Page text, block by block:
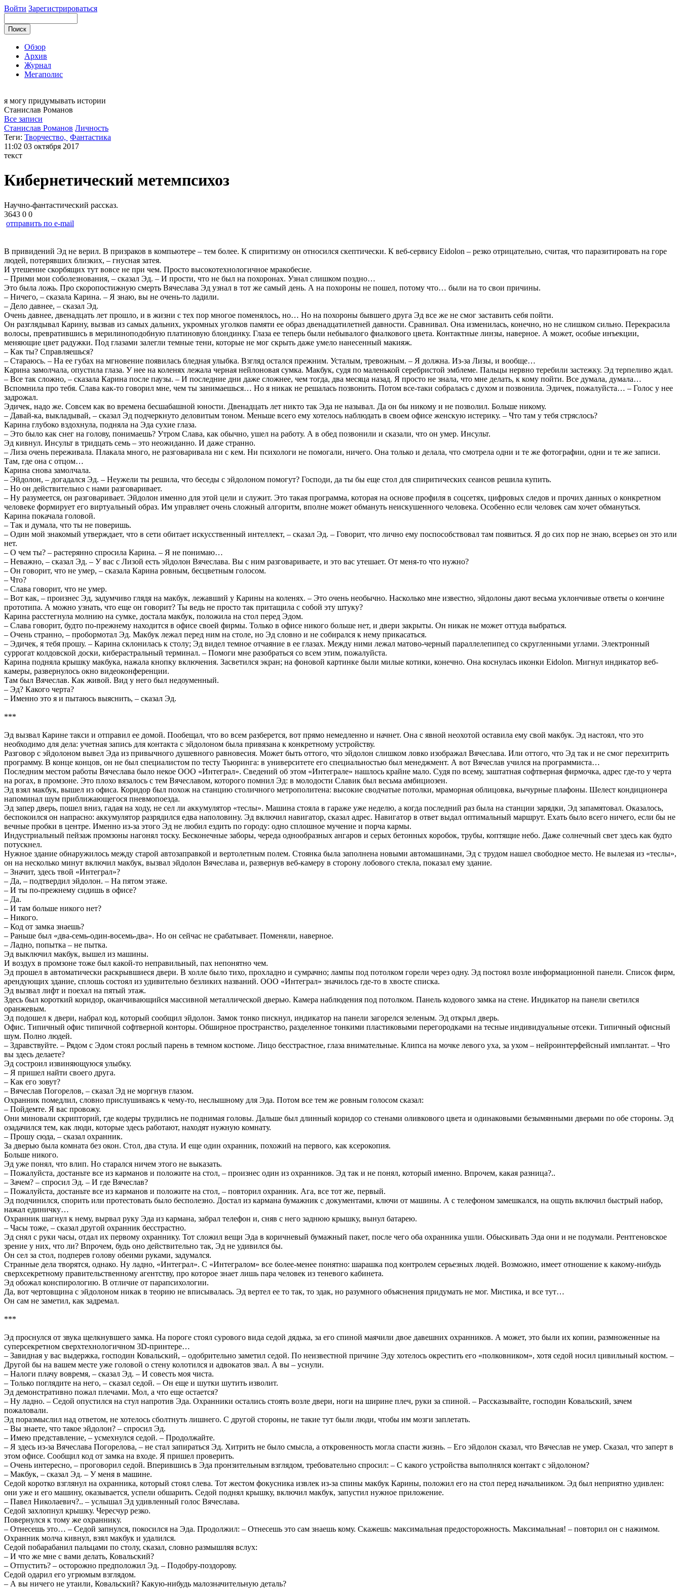
Войти Зарегистрироваться
Обзор
Архив
Журнал
Мегаполис
я могу придумывать истории
Станислав Романов
Все записи
Станислав Романов Личность
Теги: Творчество, Фантастика
11:02 03 октября 2017
текст
Кибернетический метемпсихоз
Научно-фантастический рассказ.
3643 0 0
отправить по e-mail
В привидений Эд не верил. В призраков в компьютере – тем более. К спиритизму он относился скептически. К веб-сервису Eidolon – резко отрицательно, считая, что паразитировать на горе
людей, потерявших близких, – гнусная затея.
И утешение скорбящих тут вовсе не при чем. Просто высокотехнологичное мракобесие.
– Прими мои соболезнования, – сказал Эд. – И прости, что не был на похоронах. Узнал слишком поздно…
Это была ложь. Про скоропостижную смерть Вячеслава Эд узнал в тот же самый день. А на похороны не пошел, потому что… были на то свои причины.
– Ничего, – сказала Карина. – Я знаю, вы не очень-то ладили.
– Дело давнее, – сказал Эд.
Очень давнее, двенадцать лет прошло, и в жизни с тех пор многое поменялось, но… Но на похороны бывшего друга Эд все же не смог заставить себя пойти.
Он разглядывал Карину, вызвав из самых дальних, укромных уголков памяти ее образ двенадцатилетней давности. Сравнивал. Она изменилась, конечно, но не слишком сильно. Перекрасила
волосы, превратившись в мерилиноподобную платиновую блондинку. Глаза ее теперь были небывалого фиалкового цвета. Контактные линзы, наверное. А может, особые инъекции,
меняющие цвет радужки. Под глазами залегли темные тени, которые не мог скрыть даже умело нанесенный макияж.
– Как ты? Справляешься?
– Стараюсь. – На ее губах на мгновение появилась бледная улыбка. Взгляд остался прежним. Усталым, тревожным. – Я должна. Из-за Лизы, и вообще…
Карина замолчала, опустила глаза. У нее на коленях лежала черная нейлоновая сумка. Макбук, судя по маленькой серебристой эмблеме. Пальцы нервно теребили застежку. Эд терпеливо ждал.
– Все так сложно, – сказала Карина после паузы. – И последние дни даже сложнее, чем тогда, два месяца назад. Я просто не знала, что мне делать, к кому пойти. Все думала, думала…
Вспомнила про тебя. Слава как-то говорил мне, чем ты занимаешься… Но я никак не решалась позвонить. Потом все-таки собралась с духом и позвонила. Эдичек, пожалуйста… – Голос у нее
задрожал.
Эдичек, надо же. Совсем как во времена бесшабашной юности. Двенадцать лет никто так Эда не называл. Да он бы никому и не позволил. Больше никому.
– Давай-ка, выкладывай, – сказал Эд подчеркнуто деловитым тоном. Меньше всего ему хотелось наблюдать в своем офисе женскую истерику. – Что там у тебя стряслось?
Карина глубоко вздохнула, подняла на Эда сухие глаза.
– Это было как снег на голову, понимаешь? Утром Слава, как обычно, ушел на работу. А в обед позвонили и сказали, что он умер. Инсульт.
Эд кивнул. Инсульт в тридцать семь – это неожиданно. И даже странно.
– Лиза очень переживала. Плакала много, не разговаривала ни с кем. Ни психологи не помогали, ничего. Она только и делала, что смотрела одни и те же фотографии, одни и те же записи.
Там, где она с отцом…
Карина снова замолчала.
– Эйдолон, – догадался Эд. – Неужели ты решила, что беседы с эйдолоном помогут? Господи, да ты бы еще стол для спиритических сеансов решила купить.
– Но он действительно с нами разговаривает.
– Ну разумеется, он разговаривает. Эйдолон именно для этой цели и служит. Это такая программа, которая на основе профиля в соцсетях, цифровых следов и прочих данных о конкретном
человеке формирует его виртуальный образ. Им управляет очень сложный алгоритм, вполне может обмануть неискушенного человека. Особенно если человек сам хочет обмануться.
Карина покачала головой.
– Так и думала, что ты не поверишь.
– Один мой знакомый утверждает, что в сети обитает искусственный интеллект, – сказал Эд. – Говорит, что лично ему поспособствовал там появиться. Я до сих пор не знаю, всерьез он это или
нет.
– О чем ты? – растерянно спросила Карина. – Я не понимаю…
– Неважно, – сказал Эд. – У вас с Лизой есть эйдолон Вячеслава. Вы с ним разговариваете, и это вас утешает. От меня-то что нужно?
– Он говорит, что не умер, – сказала Карина ровным, бесцветным голосом.
– Что?
– Слава говорит, что не умер.
– Вот как, – произнес Эд, задумчиво глядя на макбук, лежавший у Карины на коленях. – Это очень необычно. Насколько мне известно, эйдолоны дают весьма уклончивые ответы о кончине
прототипа. А можно узнать, что еще он говорит? Ты ведь не просто так притащила с собой эту штуку?
Карина расстегнула молнию на сумке, достала макбук, положила на стол перед Эдом.
– Слава говорит, будто по-прежнему находится в офисе своей фирмы. Только в офисе никого больше нет, и двери закрыты. Он никак не может оттуда выбраться.
– Очень странно, – пробормотал Эд. Макбук лежал перед ним на столе, но Эд словно и не собирался к нему прикасаться.
– Эдичек, я тебя прошу. – Карина склонилась к столу; Эд видел темное отчаяние в ее глазах. Между ними лежал матово-черный параллелепипед со скругленными углами. Электронный
суррогат колдовской доски, киберастральный терминал. – Помоги мне разобраться со всем этим, пожалуйста.
Карина подняла крышку макбука, нажала кнопку включения. Засветился экран; на фоновой картинке были милые котики, конечно. Она коснулась иконки Eidolon. Мигнул индикатор веб-
камеры, развернулось окно видеоконференции.
Там был Вячеслав. Как живой. Вид у него был недоуменный.
– Эд? Какого черта?
– Именно это я и пытаюсь выяснить, – сказал Эд.
***
Эд вызвал Карине такси и отправил ее домой. Пообещал, что во всем разберется, вот прямо немедленно и начнет. Она с явной неохотой оставила ему свой макбук. Эд настоял, что это
необходимо для дела: учетная запись для контакта с эйдолоном была привязана к конкретному устройству.
Разговор с эйдолоном вывел Эда из привычного душевного равновесия. Может быть оттого, что эйдолон слишком ловко изображал Вячеслава. Или оттого, что Эд так и не смог перехитрить
программу. В конце концов, он не был специалистом по тесту Тьюринга: в университете его специальностью был менеджмент. А вот Вячеслав учился на программиста…
Последним местом работы Вячеслава было некое ООО «Интеграл». Сведений об этом «Интеграле» нашлось крайне мало. Судя по всему, заштатная софтверная фирмочка, адрес где-то у черта
на рогах, в промзоне. Это плохо вязалось с тем Вячеславом, которого помнил Эд: в молодости Славик был весьма амбициозен.
Эд взял макбук, вышел из офиса. Коридор был похож на станцию столичного метрополитена: высокие сводчатые потолки, мраморная облицовка, вычурные плафоны. Шелест кондиционера
напоминал шум приближающегося пневмопоезда.
Эд запер дверь, пошел вниз, гадая на ходу, не сел ли аккумулятор «теслы». Машина стояла в гараже уже неделю, а когда последний раз была на станции зарядки, Эд запамятовал. Оказалось,
беспокоился он напрасно: аккумулятор разрядился едва наполовину. Эд включил навигатор, сказал адрес. Навигатор в ответ выдал оптимальный маршрут. Ехать было всего ничего, если бы не
вечные пробки в центре. Именно из-за этого Эд не любил ездить по городу: одно сплошное мучение и порча кармы.
Индустриальный пейзаж промзоны нагонял тоску. Бесконечные заборы, череда однообразных ангаров и серых бетонных коробок, трубы, коптящие небо. Даже солнечный свет здесь как будто
потускнел.
Нужное здание обнаружилось между старой автозаправкой и вертолетным полем. Стоянка была заполнена новыми автомашинами, Эд с трудом нашел свободное место. Не вылезая из «теслы»,
он на несколько минут включил макбук, вызвал эйдолон Вячеслава и, развернув веб-камеру в сторону лобового стекла, показал ему здание.
– Значит, здесь твой «Интеграл»?
– Да, – подтвердил эйдолон. – На пятом этаже.
– И ты по-прежнему сидишь в офисе?
– Да.
– И там больше никого нет?
– Никого.
– Код от замка знаешь?
– Раньше был «два-семь-один-восемь-два». Но он сейчас не срабатывает. Поменяли, наверное.
– Ладно, попытка – не пытка.
Эд выключил макбук, вышел из машины.
И воздух в промзоне тоже был какой-то неправильный, пах непонятно чем.
Эд прошел в автоматически раскрывшиеся двери. В холле было тихо, прохладно и сумрачно; лампы под потолком горели через одну. Эд постоял возле информационной панели. Список фирм,
арендующих здание, сплошь состоял из удивительно безликих названий. ООО «Интеграл» значилось где-то в хвосте списка.
Эд вызвал лифт и поехал на пятый этаж.
Здесь был короткий коридор, оканчивающийся массивной металлической дверью. Камера наблюдения под потолком. Панель кодового замка на стене. Индикатор на панели светился
оранжевым.
Эд подошел к двери, набрал код, который сообщил эйдолон. Замок тонко пискнул, индикатор на панели загорелся зеленым. Эд открыл дверь.
Офис. Типичный офис типичной софтверной конторы. Обширное пространство, разделенное тонкими пластиковыми перегородками на тесные индивидуальные отсеки. Типичный офисный
шум. Полно людей.
– Здравствуйте. – Рядом с Эдом стоял рослый парень в темном костюме. Лицо бесстрастное, глаза внимательные. Клипса на мочке левого уха, за ухом – нейроинтерфейсный имплантат. – Что
вы здесь делаете?
Эд состроил извиняющуюся улыбку.
– Я пришел найти своего друга.
– Как его зовут?
– Вячеслав Погорелов, – сказал Эд не моргнув глазом.
Охранник помедлил, словно прислушиваясь к чему-то, неслышному для Эда. Потом все тем же ровным голосом сказал:
– Пойдемте. Я вас провожу.
Они миновали скрипторий, где кодеры трудились не поднимая головы. Дальше был длинный коридор со стенами оливкового цвета и одинаковыми безымянными дверьми по обе стороны. Эд
озадачился тем, как люди, которые здесь работают, находят нужную комнату.
– Прошу сюда, – сказал охранник.
За дверью была комната без окон. Стол, два стула. И еще один охранник, похожий на первого, как ксерокопия.
Больше никого.
Эд уже понял, что влип. Но старался ничем этого не выказать.
– Пожалуйста, достаньте все из карманов и положите на стол, – произнес один из охранников. Эд так и не понял, который именно. Впрочем, какая разница?..
– Зачем? – спросил Эд. – И где Вячеслав?
– Пожалуйста, достаньте все из карманов и положите на стол, – повторил охранник. Ага, все тот же, первый.
Эд подчинился, спорить или протестовать было бесполезно. Достал из кармана бумажник с документами, ключи от машины. А с телефоном замешкался, на ощупь включил быстрый набор,
нажал единичку…
Охранник шагнул к нему, вырвал руку Эда из кармана, забрал телефон и, сняв с него заднюю крышку, вынул батарею.
– Часы тоже, – сказал другой охранник бесстрастно.
Эд снял с руки часы, отдал их первому охраннику. Тот сложил вещи Эда в коричневый бумажный пакет, после чего оба охранника ушли. Обыскивать Эда они и не подумали. Рентгеновское
зрение у них, что ли? Впрочем, будь оно действительно так, Эд не удивился бы.
Он сел за стол, подперев голову обеими руками, задумался.
Странные дела творятся, однако. Ну ладно, «Интеграл». С «Интегралом» все более-менее понятно: шарашка под контролем серьезных людей. Возможно, имеет отношение к какому-нибудь
сверхсекретному правительственному агентству, про которое знает лишь пара человек из теневого кабинета.
Эд обожал конспирологию. В отличие от парапсихологии.
Да, вот чертовщина с эйдолоном никак в теорию не вписывалась. Эд вертел ее то так, то эдак, но разумного объяснения придумать не мог. Мистика, и все тут…
Он сам не заметил, как задремал.
***
Эд проснулся от звука щелкнувшего замка. На пороге стоял сурового вида седой дядька, за его спиной маячили двое давешних охранников. А может, это были их копии, размноженные на
суперсекретном сверхтехнологичном 3D-принтере…
– Завидная у вас выдержка, господин Ковальский, – одобрительно заметил седой. По неизвестной причине Эду хотелось окрестить его «полковником», хотя седой носил цивильный костюм. –
Другой бы на вашем месте уже головой о стену колотился и адвокатов звал. А вы – уснули.
– Налоги плачу вовремя, – сказал Эд. – И совесть моя чиста.
– Только поглядите на него, – сказал седой. – Он еще и шутки шутить изволит.
Эд демонстративно пожал плечами. Мол, а что еще остается?
– Ну ладно. – Седой опустился на стул напротив Эда. Охранники остались стоять возле двери, ноги на ширине плеч, руки за спиной. – Рассказывайте, господин Ковальский, зачем
пожаловали.
Эд поразмыслил над ответом, не хотелось сболтнуть лишнего. С другой стороны, не такие тут были люди, чтобы им мозги заплетать.
– Вы знаете, что такое эйдолон? – спросил Эд.
– Имею представление, – усмехнулся седой. – Продолжайте.
– Я здесь из-за Вячеслава Погорелова, – не стал запираться Эд. Хитрить не было смысла, а откровенность могла спасти жизнь. – Его эйдолон сказал, что Вячеслав не умер. Сказал, что заперт в
этом офисе. Сообщил код от замка на входе. Я пришел проверить.
– Очень интересно, – проговорил седой. Вперившись в Эда пронзительным взглядом, требовательно спросил: – С какого устройства выполнялся контакт с эйдолоном?
– Макбук, – сказал Эд. – У меня в машине.
Седой коротко взглянул на охранника, который стоял слева. Тот жестом фокусника извлек из-за спины макбук Карины, положил его на стол перед начальником. Эд был неприятно удивлен:
они уже и его машину, оказывается, успели обшарить. Седой поднял крышку, включил макбук, запустил нужное приложение.
– Павел Николаевич?.. – услышал Эд удивленный голос Вячеслава.
Седой захлопнул крышку. Чересчур резко.
Повернулся к тому же охраннику.
– Отнесешь это… – Седой запнулся, покосился на Эда. Продолжил: – Отнесешь это сам знаешь кому. Скажешь: максимальная предосторожность. Максимальная! – повторил он с нажимом.
Охранник молча кивнул, взял макбук и удалился.
Седой побарабанил пальцами по столу, сказал, словно размышляя вслух:
– И что же мне с вами делать, Ковальский?
– Отпустить? – осторожно предположил Эд. – Подобру-поздорову.
Седой одарил его угрюмым взглядом.
– А вы ничего не утаили, Ковальский? Какую-нибудь малозначительную деталь?